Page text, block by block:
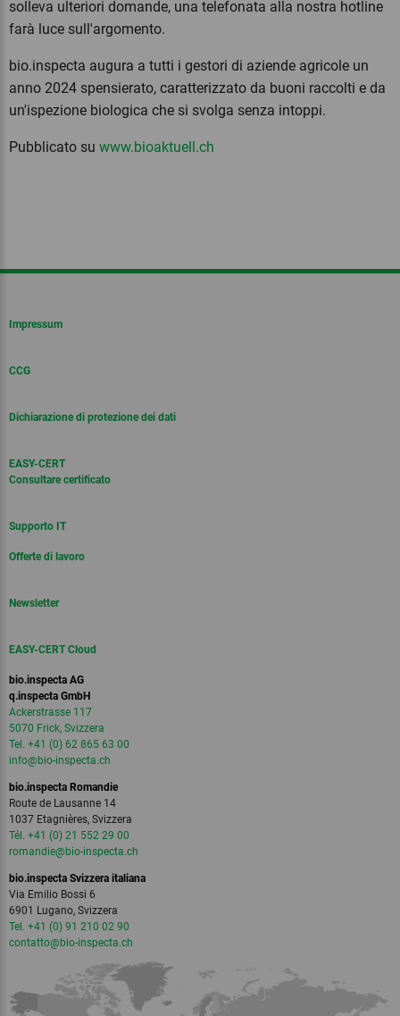
solleva ulteriori domande, una telefonata alla nostra hotline
farà luce sull'argomento.
bio.inspecta augura a tutti i gestori di aziende agricole un
anno 2024 spensierato, caratterizzato da buoni raccolti e da
un'ispezione biologica che si svolga senza intoppi.
Pubblicato su www.bioaktuell.ch
Impressum
CCG
Dichiarazione di protezione dei dati
EASY-CERT
Consultare certificato
Supporto IT
Offerte di lavoro
Newsletter
EASY-CERT Cloud
bio.inspecta AG
q.inspecta GmbH
Ackerstrasse 117
5070 Frick, Svizzera
Tel. +41 (0) 62 865 63 00
info@bio-inspecta.ch
bio.inspecta Romandie
Route de Lausanne 14
1037 Etagnières, Svizzera
Tél. +41 (0) 21 552 29 00
romandie@bio-inspecta.ch
bio.inspecta Svizzera italiana
Via Emilio Bossi 6
6901 Lugano, Svizzera
Tel. +41 (0) 91 210 02 90
contatto@bio-inspecta.ch